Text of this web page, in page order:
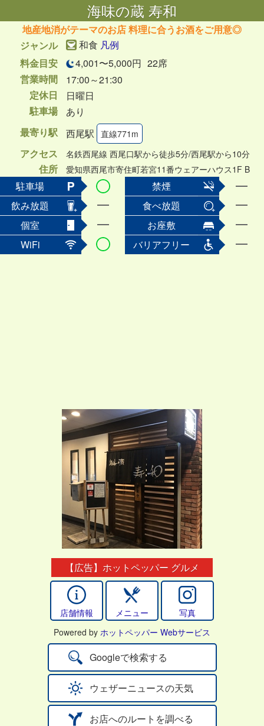
海味の蔵 寿和
地産地消がテーマのお店 料理に合うお酒をご用意◎
ジャンル
和食 凡例
料金目安
4,001〜5,000円 22席
営業時間
17:00～21:30
定休日
日曜日
駐車場
あり
最寄り駅
西尾駅 直線771m
アクセス 名鉄西尾線 西尾口駅から徒歩5分/西尾駅から10分
住所 愛知県西尾市寄住町若宮11番ウェアーハウス1F B
駐車場
禁煙
飲み放題
食べ放題
個室
お座敷
WiFi
バリアフリー
【広告】ホットペッパー グルメ
店舗情報 メニュー
写真
Powered by ホットペッパー Webサービス
Googleで検索する
ウェザーニュースの天気
お店へのルートを調べる